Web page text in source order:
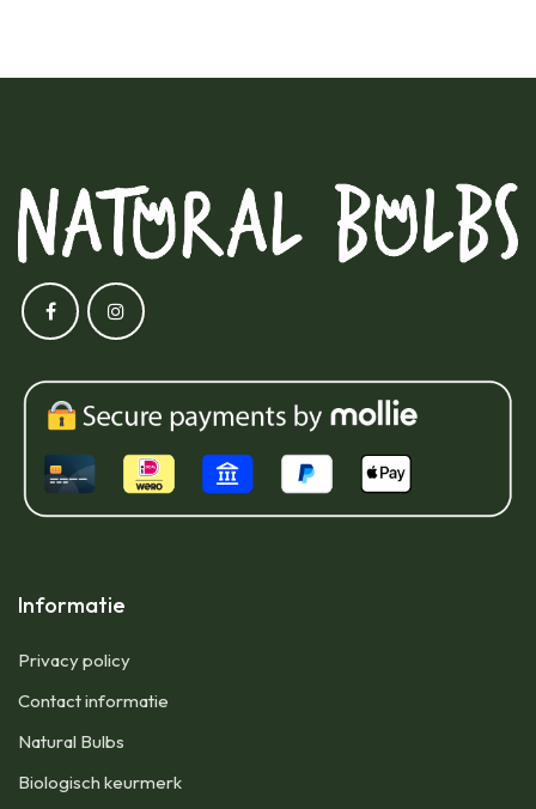
Informatie
Privacy policy
Contact informatie
Natural Bulbs
Biologisch keurmerk